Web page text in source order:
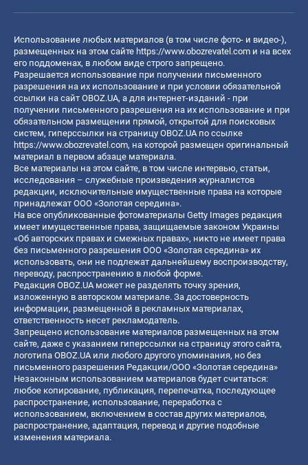
Использование любых материалов (в том числе фото- и видео-),
размещенных на этом сайте https://www.obozrevatel.com и на всех
его поддоменах, в любом виде строго запрещено.
Разрешается использование при получении письменного
разрешения на их использование и при условии обязательной
ссылки на сайт OBOZ.UA, а для интернет-изданий - при
получении письменного разрешения на их использование и при
обязательном размещении прямой, открытой для поисковых
систем, гиперссылки на страницу OBOZ.UA по ссылке
https://www.obozrevatel.com, на которой размещен оригинальный
материал в первом абзаце материала.
Все материалы на этом сайте, в том числе интервью, статьи,
исследования – служебные произведения журналистов
редакции, исключительные имущественные права на которые
принадлежат ООО «Золотая середина».
На все опубликованные фотоматериалы Getty Images редакция
имеет имущественные права, защищаемые законом Украины
«Об авторских правах и смежных правах», никто не имеет права
без письменного разрешения ООО «Золотая середина» их
использовать, они не подлежат дальнейшему воспроизводству,
переводу, распространению в любой форме.
Редакция OBOZ.UA может не разделять точку зрения,
изложенную в авторском материале. За достоверность
информации, размещенной в рекламных материалах,
ответственность несет рекламодатель.
Запрещено использование материалов размещенных на этом
сайте, даже с указанием гиперссылки на страницу этого сайта,
логотипа OBOZ.UA или любого другого упоминания, но без
письменного разрешения Редакции/ООО «Золотая середина»
Незаконным использованием материалов будет считаться:
любое копирование, публикация, перепечатка, последующее
распространение, использование, переработка с
использованием, включением в состав других материалов,
распространение, адаптация, перевод и другие подобные
изменения материала.